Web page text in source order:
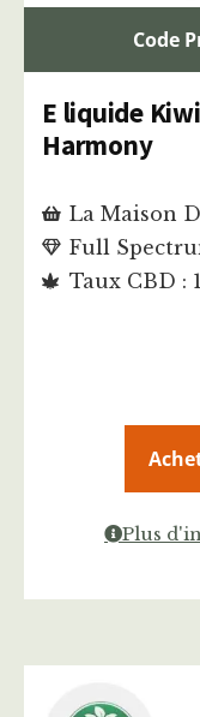
Code
E liquide
Harmony
La Maison
Full
Taux CBD :
Plus